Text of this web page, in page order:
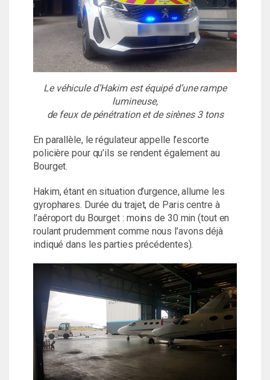
Le véhicule d’Hakim est équipé d’une rampe
lumineuse,
de feux de pénétration et de sirènes 3 tons
En parallèle, le régulateur appelle l’escorte
policière pour qu’ils se rendent également au
Bourget.
Hakim, étant en situation d’urgence, allume les
gyrophares. Durée du trajet, de Paris centre à
l’aéroport du Bourget : moins de 30 min (tout en
roulant prudemment comme nous l’avons déjà
indiqué dans les parties précédentes).